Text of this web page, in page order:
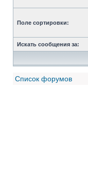
Поле сортировки:
Искать сообщения за:
Список форумов